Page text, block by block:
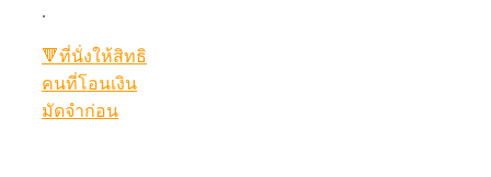
.
🔻ที่นั่งให้สิทธิ
คนที่โอนเงิน
มัดจำก่อน